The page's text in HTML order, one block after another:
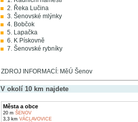
2. Řeka Lučina
3. Šenovské mlýnky
4. Bobčok
5. Lapačka
6. K Pískovně
7. Šenovské rybníky
ZDROJ INFORMACÍ: MěÚ Šenov
V okolí 10 km najdete
Města a obce
20 m ŠENOV
3,3 km VÁCLAVOVICE